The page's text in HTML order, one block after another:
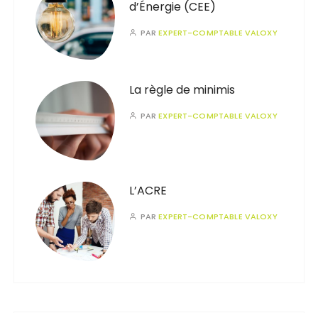
d’Énergie (CEE)
PAREXPERT-COMPTABLE VALOXY
La règle de minimis
PAREXPERT-COMPTABLE VALOXY
L’ACRE
PAREXPERT-COMPTABLE VALOXY